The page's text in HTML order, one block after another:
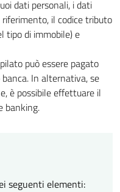
dati personali, i dati
il codice tributo
tipo di immobile) e
può essere pagato
In alternativa, se
è possibile effettuare il
banking.
seguenti elementi: